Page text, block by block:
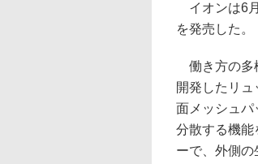
イオンは6
を発売した。
働き方の多
開発したリ
面メッシュパ
分散する機能
ーで、外側の